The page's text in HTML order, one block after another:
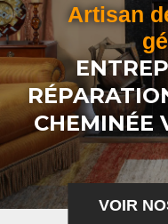
Artisan
CHEMINÉE
VOIR